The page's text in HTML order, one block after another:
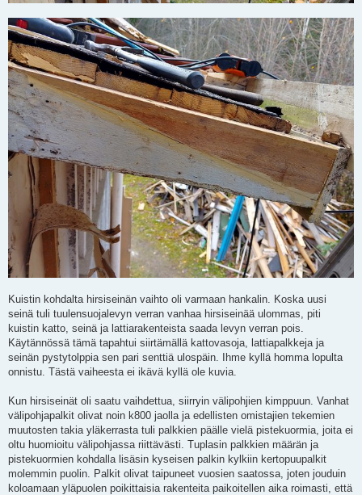
Kuistin kohdalta hirsiseinän vaihto oli varmaan hankalin. Koska uusi
seinä tuli tuulensuojalevyn verran vanhaa hirsiseinää ulommas, piti
kuistin katto, seinä ja lattiarakenteista saada levyn verran pois.
Käytännössä tämä tapahtui siirtämällä kattovasoja, lattiapalkkeja ja
seinän pystytolppia sen pari senttiä ulospäin. Ihme kyllä homma lopulta
onnistu. Tästä vaiheesta ei ikävä kyllä ole kuvia.
Kun hirsiseinät oli saatu vaihdettua, siirryin välipohjien kimppuun. Vanhat
välipohjapalkit olivat noin k800 jaolla ja edellisten omistajien tekemien
muutosten takia yläkerrasta tuli palkkien päälle vielä pistekuormia, joita ei
oltu huomioitu välipohjassa riittävästi. Tuplasin palkkien määrän ja
pistekuormien kohdalla lisäsin kyseisen palkin kylkiin kertopuupalkit
molemmin puolin. Palkit olivat taipuneet vuosien saatossa, joten jouduin
koloamaan yläpuolen poikittaisia rakenteita paikoitellen aika roimasti, että